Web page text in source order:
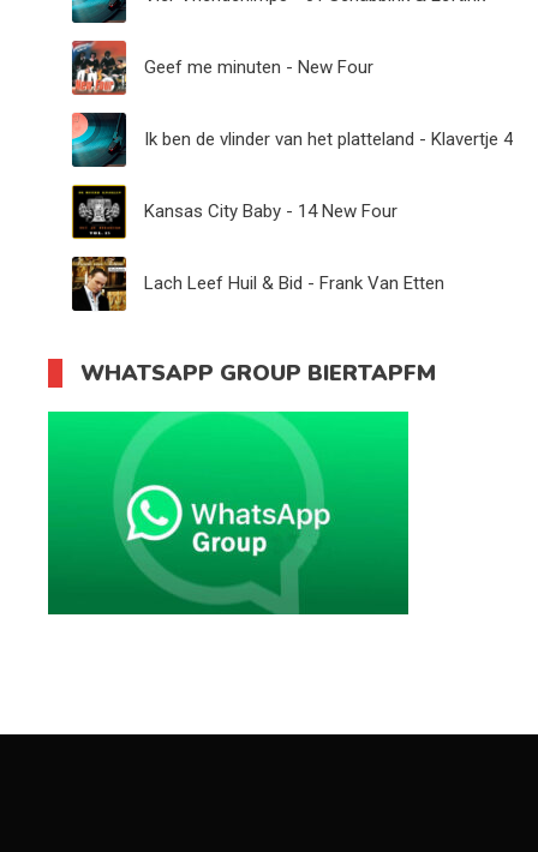
Geef me minuten - New Four
Ik ben de vlinder van het platteland - Klavertje 4
Kansas City Baby - 14 New Four
Lach Leef Huil & Bid - Frank Van Etten
WHATSAPP GROUP BIERTAPFM